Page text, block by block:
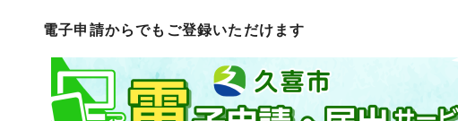
電子申請からでもご登録いただけます